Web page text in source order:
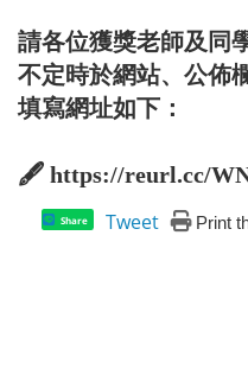
請各位獲獎老師及同
不定時於網站、公佈
填寫網址如下：
🖋 https://reurl.cc/
Share Tweet Print